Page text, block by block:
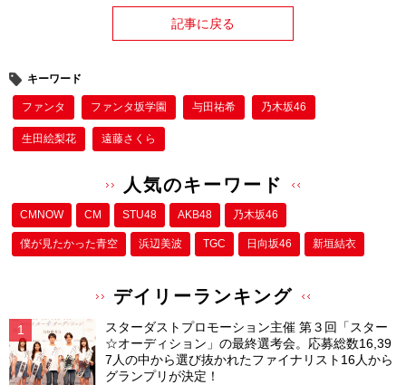
記事に戻る
キーワード
ファンタ ファンタ坂学園 与田祐希 乃木坂46
生田絵梨花 遠藤さくら
人気のキーワード
CMNOW CM STU48 AKB48 乃木坂46
僕が⾒たかった⻘空 浜辺美波 TGC 日向坂46 新垣結衣
デイリーランキング
スターダストプロモーション主催 第３回「スター
☆オーディション」の最終選考会。応募総数16,39
7人の中から選び抜かれたファイナリスト16人から
グランプリが決定！